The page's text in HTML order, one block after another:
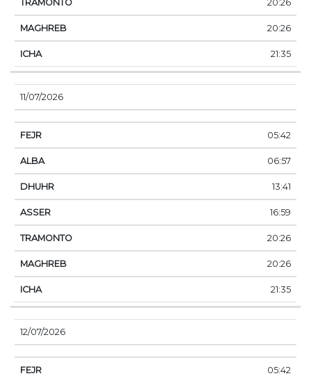
20:26
20:26
21:35
11/07/2026
05:42
06:57
13:41
16:59
20:26
20:26
21:35
12/07/2026
05:42